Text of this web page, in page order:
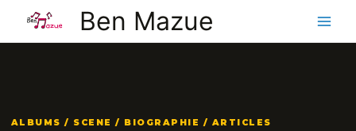
contenu
Ben Mazue
ALBUMS / SCENE / BIOGRAPHIE / ARTICLES